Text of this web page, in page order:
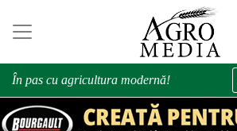
În pas cu agricultura modernă!